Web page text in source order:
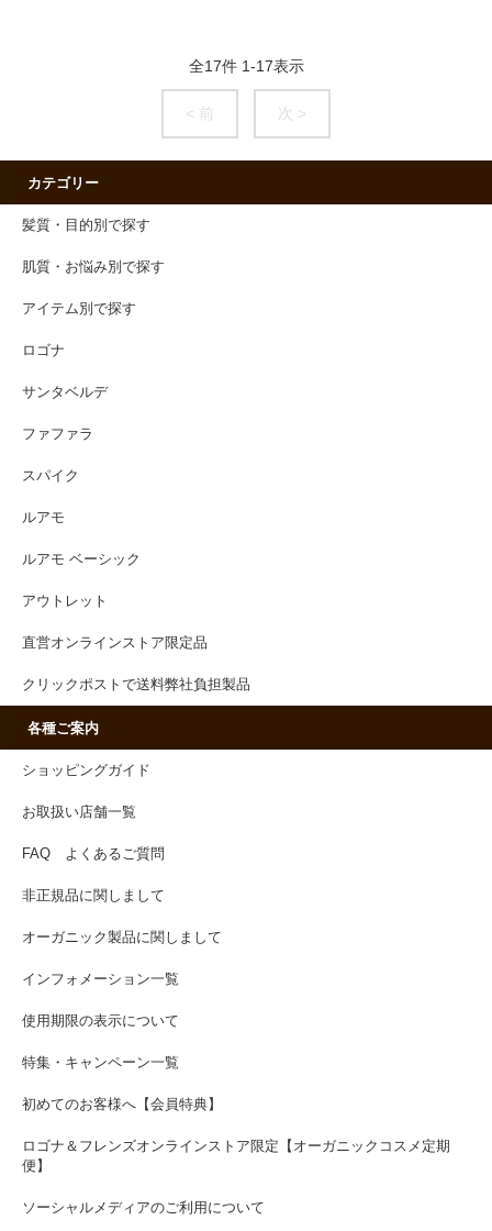
全17件 1-17表示
< 前 次 >
カテゴリー
髪質・目的別で探す
肌質・お悩み別で探す
アイテム別で探す
ロゴナ
サンタベルデ
ファファラ
スパイク
ルアモ
ルアモ ベーシック
アウトレット
直営オンラインストア限定品
クリックポストで送料弊社負担製品
各種ご案内
ショッピングガイド
お取扱い店舗一覧
FAQ よくあるご質問
非正規品に関しまして
オーガニック製品に関しまして
インフォメーション一覧
使用期限の表示について
特集・キャンペーン一覧
初めてのお客様へ【会員特典】
ロゴナ＆フレンズオンラインストア限定【オーガニックコスメ定期
便】
ソーシャルメディアのご利用について